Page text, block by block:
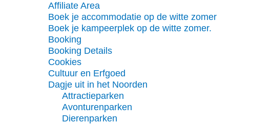
Affiliate Area
Boek je accommodatie op de witte zomer
Boek je kampeerplek op de witte zomer.
Booking
Booking Details
Cookies
Cultuur en Erfgoed
Dagje uit in het Noorden
Attractieparken
Avonturenparken
Dierenparken